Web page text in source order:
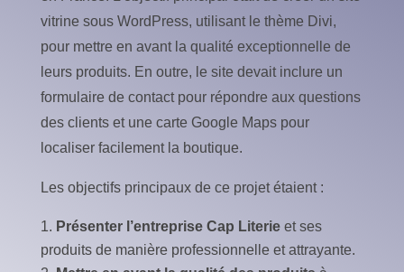
vitrine sous WordPress, utilisant le thème Divi,
pour mettre en avant la qualité exceptionnelle de
leurs produits. En outre, le site devait inclure un
formulaire de contact pour répondre aux questions
des clients et une carte Google Maps pour
localiser facilement la boutique.
Les objectifs principaux de ce projet étaient :
Présenter l’entreprise Cap Literieet ses
produits de manière professionnelle et attrayante.